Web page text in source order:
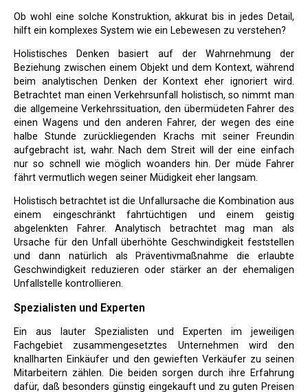
Ob wohl eine solche Konstruktion, akkurat bis in jedes Detail,
hilft ein komplexes System wie ein Lebewesen zu verstehen?
Holistisches Denken basiert auf der Wahrnehmung der
Beziehung zwischen einem Objekt und dem Kontext, während
beim analytischen Denken der Kontext eher ignoriert wird.
Betrachtet man einen Verkehrsunfall holistisch, so nimmt man
die allgemeine Verkehrssituation, den übermüdeten Fahrer des
einen Wagens und den anderen Fahrer, der wegen des eine
halbe Stunde zurückliegenden Krachs mit seiner Freundin
aufgebracht ist, wahr. Nach dem Streit will der eine einfach
nur so schnell wie möglich woanders hin. Der müde Fahrer
fährt vermutlich wegen seiner Müdigkeit eher langsam.
Holistisch betrachtet ist die Unfallursache die Kombination aus
einem eingeschränkt fahrtüchtigen und einem geistig
abgelenkten Fahrer. Analytisch betrachtet mag man als
Ursache für den Unfall überhöhte Geschwindigkeit feststellen
und dann natürlich als Präventivmaßnahme die erlaubte
Geschwindigkeit reduzieren oder stärker an der ehemaligen
Unfallstelle kontrollieren.
Spezialisten und Experten
Ein aus lauter Spezialisten und Experten im jeweiligen
Fachgebiet zusammengesetztes Unternehmen wird den
knallharten Einkäufer und den gewieften Verkäufer zu seinen
Mitarbeitern zählen. Die beiden sorgen durch ihre Erfahrung
dafür, daß besonders günstig eingekauft und zu guten Preisen